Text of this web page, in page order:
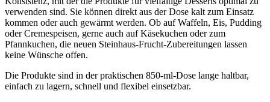
verwenden sind. Sie können direkt aus der Dose kalt zum Einsatz
kommen oder auch gewärmt werden. Ob auf Waffeln, Eis, Pudding
oder Cremespeisen, gerne auch auf Käsekuchen oder zum
Pfannkuchen, die neuen Steinhaus-Frucht-Zubereitungen lassen
keine Wünsche offen.
Die Produkte sind in der praktischen 850-ml-Dose lange haltbar,
einfach zu lagern, schnell und flexibel einsetzbar.